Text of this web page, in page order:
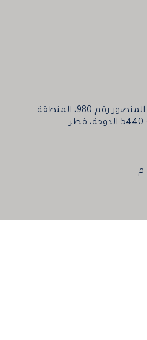
مبني رقم 8، شارع المنصور رقم 980، المنطقة